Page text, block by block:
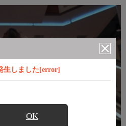
生しました[error]
OK